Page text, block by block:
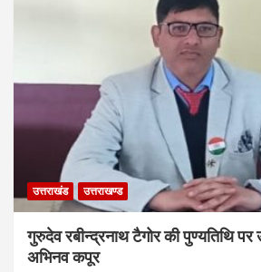
उत्तराखंड उत्तराखण्ड
गुरुदेव रबीन्द्रनाथ टैगोर की पुण्यतिथि
अभिनव कपूर